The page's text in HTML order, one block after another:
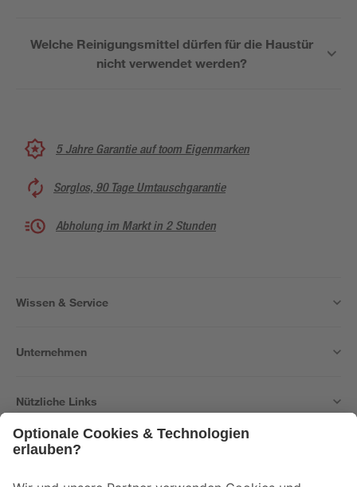
Welche Reinigungsmittel dürfen für die Haustür
nicht verwendet werden?
5 Jahre Garantie auf toom Eigenmarken
Sorglos, 90 Tage Umtauschgarantie
Abholung im Markt in 2 Stunden
Wissen & Service
Unternehmen
Nützliche Links